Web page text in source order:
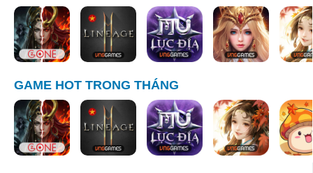
GAME HOT TRONG THÁNG